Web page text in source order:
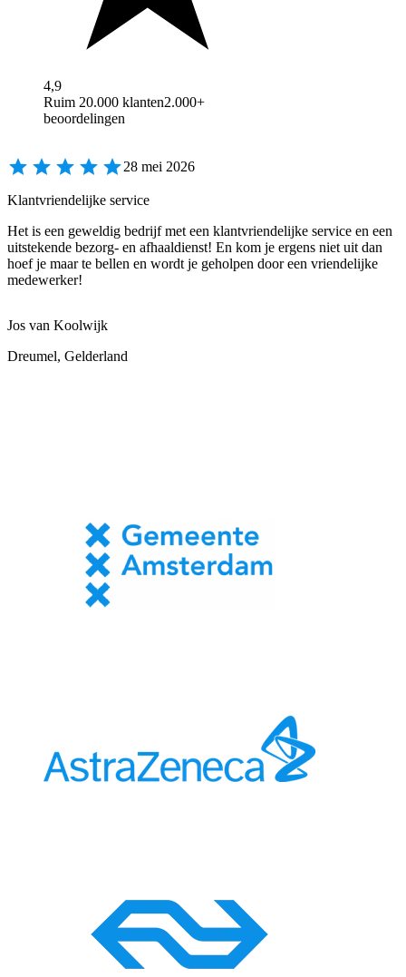
4,9
Ruim 20.000 klanten2.000+
beoordelingen
28 mei 2026
Klantvriendelijke service
Het is een geweldig bedrijf met een klantvriendelijke service en een
uitstekende bezorg- en afhaaldienst! En kom je ergens niet uit dan
hoef je maar te bellen en wordt je geholpen door een vriendelijke
medewerker!
Jos van Koolwijk
Dreumel, Gelderland